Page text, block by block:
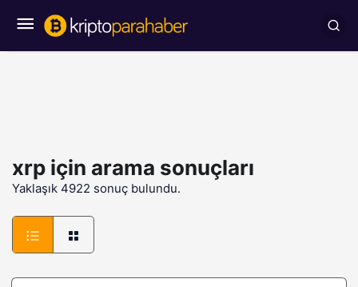
xrp için arama sonuçları
Yaklaşık 4922 sonuç bulundu.